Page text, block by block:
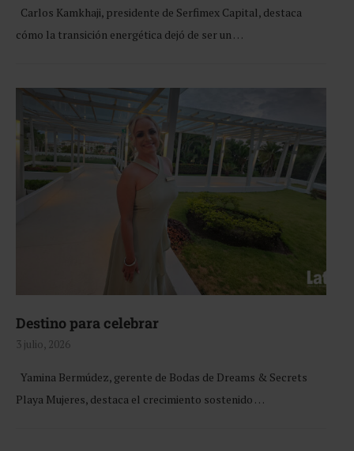
Carlos Kamkhaji, presidente de Serfimex Capital, destaca
cómo la transición energética dejó de ser un …
Destino para celebrar
3 julio, 2026
Yamina Bermúdez, gerente de Bodas de Dreams & Secrets
Playa Mujeres, destaca el crecimiento sostenido …